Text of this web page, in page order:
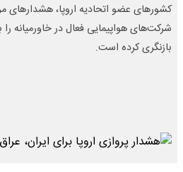
کشورهای عضو اتحادیه اروپا، هشدارهای
شرکت‌های هواپیمایی فعال در خاورمیانه
بازنگری کرده است.